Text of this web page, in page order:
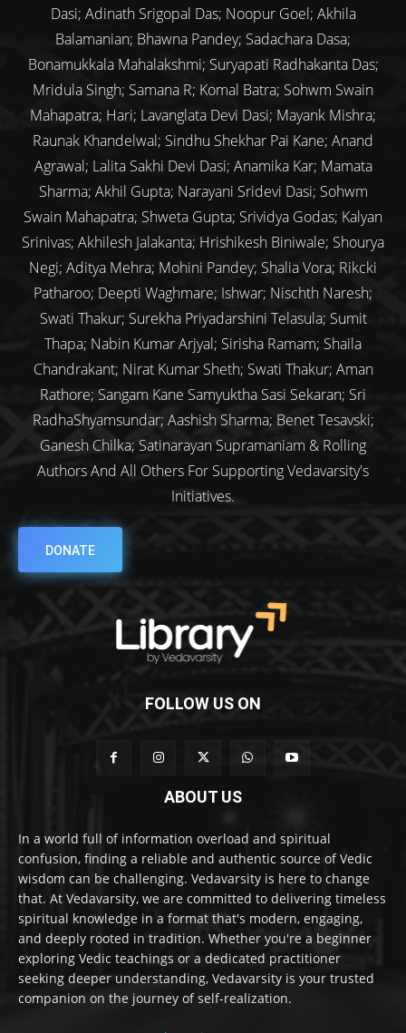
Dasi; Adinath Srigopal Das; Noopur Goel; Akhila
Balamanian; Bhawna Pandey; Sadachara Dasa;
Bonamukkala Mahalakshmi; Suryapati Radhakanta Das;
Mridula Singh; Samana R; Komal Batra; Sohwm Swain
Mahapatra; Hari; Lavanglata Devi Dasi; Mayank Mishra;
Raunak Khandelwal; Sindhu Shekhar Pai Kane; Anand
Agrawal; Lalita Sakhi Devi Dasi; Anamika Kar; Mamata
Sharma; Akhil Gupta; Narayani Sridevi Dasi; Sohwm
Swain Mahapatra; Shweta Gupta; Srividya Godas; Kalyan
Srinivas; Akhilesh Jalakanta; Hrishikesh Biniwale; Shourya
Negi; Aditya Mehra; Mohini Pandey; Shalia Vora; Rikcki
Patharoo; Deepti Waghmare; Ishwar; Nischth Naresh;
Swati Thakur; Surekha Priyadarshini Telasula; Sumit
Thapa; Nabin Kumar Arjyal; Sirisha Ramam; Shaila
Chandrakant; Nirat Kumar Sheth; Swati Thakur; Aman
Rathore; Sangam Kane Samyuktha Sasi Sekaran; Sri
RadhaShyamsundar; Aashish Sharma; Benet Tesavski;
Ganesh Chilka; Satinarayan Supramaniam & Rolling
Authors And All Others For Supporting Vedavarsity's
Initiatives.
DONATE
FOLLOW US ON
ABOUT US
In a world full of information overload and spiritual
confusion, finding a reliable and authentic source of Vedic
wisdom can be challenging. Vedavarsity is here to change
that. At Vedavarsity, we are committed to delivering timeless
spiritual knowledge in a format that's modern, engaging,
and deeply rooted in tradition. Whether you're a beginner
exploring Vedic teachings or a dedicated practitioner
seeking deeper understanding, Vedavarsity is your trusted
companion on the journey of self-realization.